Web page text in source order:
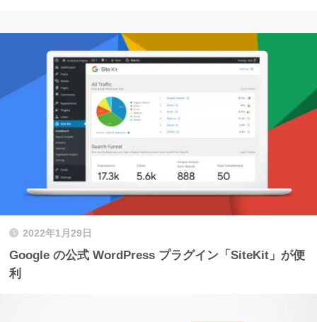
2022年1月29日
Google の公式 WordPress プラグイン「SiteKit」が便
利